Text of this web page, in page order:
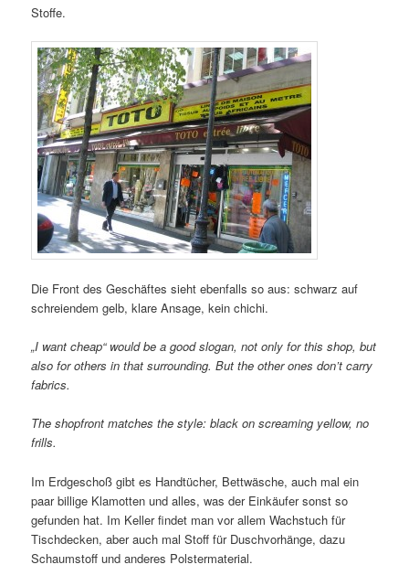
Stoffe.
Die Front des Geschäftes sieht ebenfalls so aus: schwarz auf
schreiendem gelb, klare Ansage, kein chichi.
„I want cheap“ would be a good slogan, not only for this shop, but
also for others in that surrounding. But the other ones don’t carry
fabrics.
The shopfront matches the style: black on screaming yellow, no
frills.
Im Erdgeschoß gibt es Handtücher, Bettwäsche, auch mal ein
paar billige Klamotten und alles, was der Einkäufer sonst so
gefunden hat. Im Keller findet man vor allem Wachstuch für
Tischdecken, aber auch mal Stoff für Duschvorhänge, dazu
Schaumstoff und anderes Polstermaterial.